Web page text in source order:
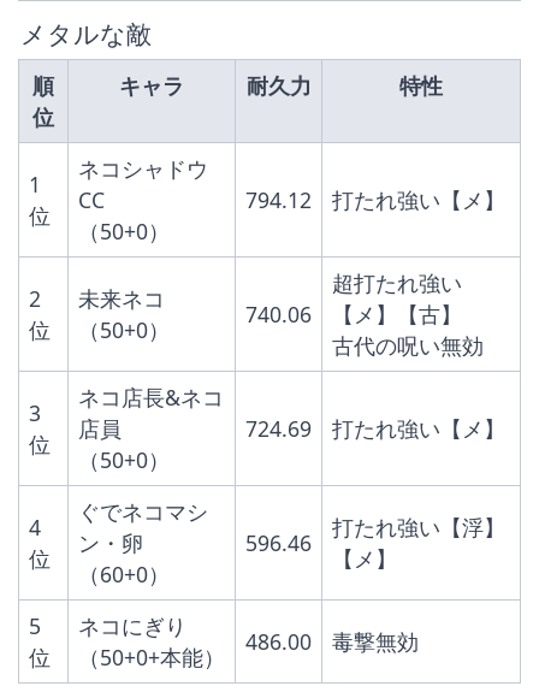
メタルな敵
順
位
キャラ 耐久力 特性
1
位
ネコシャドウ
CC
（50+0）
794.12 打たれ強い【メ】
2
位
未来ネコ
（50+0）
740.06
超打たれ強い
【メ】【古】
古代の呪い無効
3
位
ネコ店長&ネコ
店員
（50+0）
724.69 打たれ強い【メ】
4
位
ぐでネコマシ
ン・卵
（60+0）
596.46
打たれ強い【浮】
【メ】
5
位
ネコにぎり
（50+0+本能）
486.00 毒撃無効